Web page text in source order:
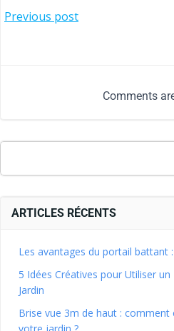
Previous post
Comments
ARTICLES RÉCENTS
Les avantages du portail battant
5 Idées Créatives pour Utiliser
Jardin
Brise vue 3m de haut :